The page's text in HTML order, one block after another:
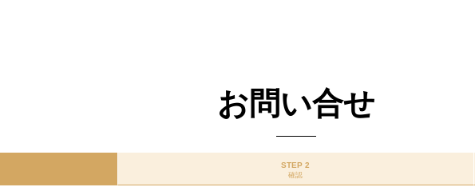
お問い合せ
STEP 2
確認